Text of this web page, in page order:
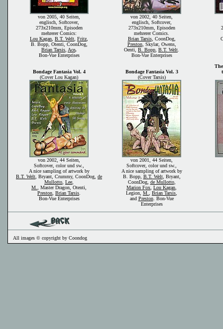
von 2005, 40 Seiten,
englisch, Softcover,
273x210mm, Episoden
mehrerer Comics:
Lou Kagan B.T. Welt Fritz
B. Bopp, Otenti, CoonDog,
Brian Tarsis Ace,
Bon-Vue Enterprises
von 2002, 40 Seiten,
englisch, Softcover,
273x210mm, Episoden
mehrerer Comics.
Brian Tarsis, CoonDog,
Preston, Skylar, Owens,
Oenti, B. Bopp B.T. Welt
Bon-Vue Enterprises
Bondage Fantasia Vol. 4
(Cover Lou Kagan)
Bondage Fantasia Vol. 3
(Cover Tarsis)
von 2002, 44 Seiten,
Softcover, color und sw.,
A nice sampling of artwork by
B.T. Welt , Bryant, Crummy, CoonDog, de
Mullotto Lee
M.
, Master Dragon, Otenti,
Preston Brian Tarsis
Bon-Vue Enterprises
von 2001, 44 Seiten,
Softcover, color und sw.,
A nice sampling of artwork by
B. Bopp, B.T. Welt, Bryant,
CoonDog, de Mullotto,
Marion Fox Lou Kagan
Legion, M. Brian Tarsis
and Preston. Bon-Vue
Enterprises
All images © copyright by Coondog